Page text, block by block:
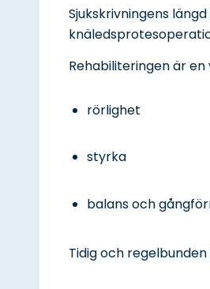
Sjukskrivningens
Rehabiliteringen är
rörlighet
styrka
balans och
Tidig och